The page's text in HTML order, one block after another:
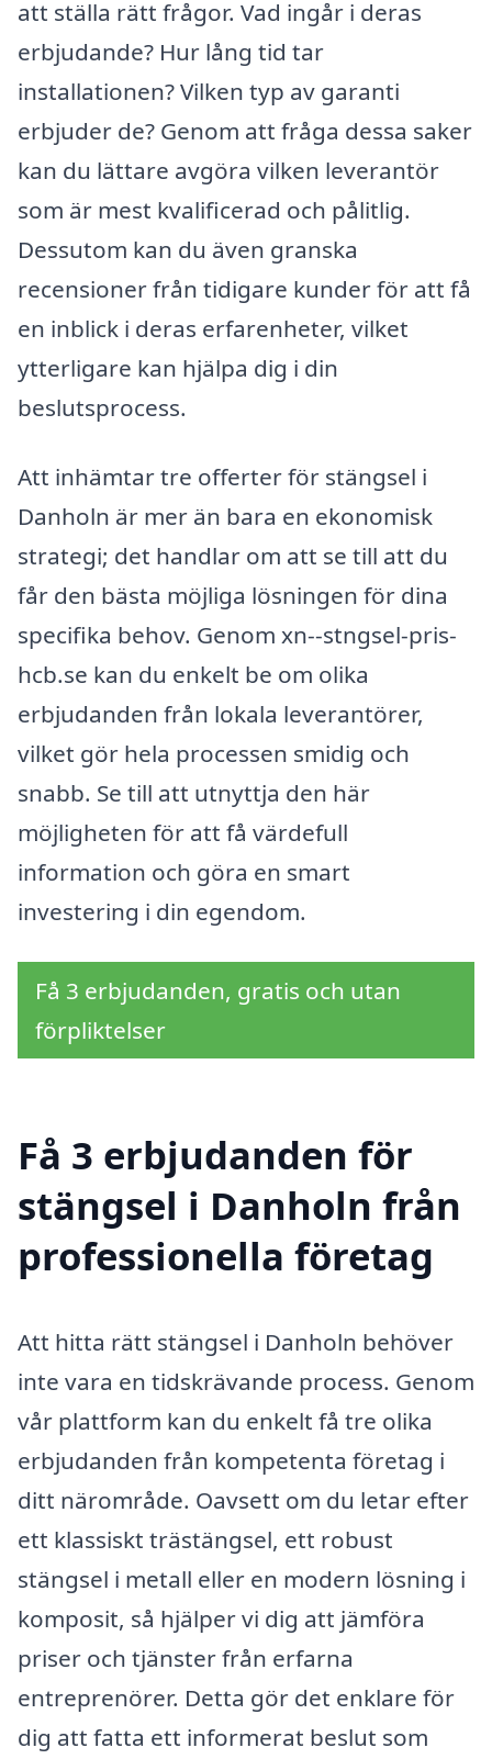
att ställa rätt frågor. Vad ingår i deras
erbjudande? Hur lång tid tar
installationen? Vilken typ av garanti
erbjuder de? Genom att fråga dessa saker
kan du lättare avgöra vilken leverantör
som är mest kvalificerad och pålitlig.
Dessutom kan du även granska
recensioner från tidigare kunder för att få
en inblick i deras erfarenheter, vilket
ytterligare kan hjälpa dig i din
beslutsprocess.
Att inhämtar tre offerter för stängsel i
Danholn är mer än bara en ekonomisk
strategi; det handlar om att se till att du
får den bästa möjliga lösningen för dina
specifika behov. Genom xn--stngsel-pris-
hcb.se kan du enkelt be om olika
erbjudanden från lokala leverantörer,
vilket gör hela processen smidig och
snabb. Se till att utnyttja den här
möjligheten för att få värdefull
information och göra en smart
investering i din egendom.
Få 3 erbjudanden, gratis och utan
förpliktelser
Få 3 erbjudanden för
stängsel i Danholn från
professionella företag
Att hitta rätt stängsel i Danholn behöver
inte vara en tidskrävande process. Genom
vår plattform kan du enkelt få tre olika
erbjudanden från kompetenta företag i
ditt närområde. Oavsett om du letar efter
ett klassiskt trästängsel, ett robust
stängsel i metall eller en modern lösning i
komposit, så hjälper vi dig att jämföra
priser och tjänster från erfarna
entreprenörer. Detta gör det enklare för
dig att fatta ett informerat beslut som